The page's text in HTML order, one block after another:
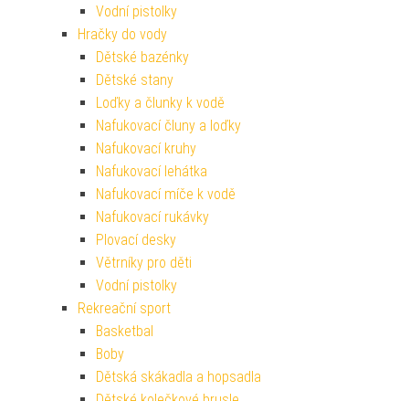
Vodní pistolky
Hračky do vody
Dětské bazénky
Dětské stany
Loďky a člunky k vodě
Nafukovací čluny a loďky
Nafukovací kruhy
Nafukovací lehátka
Nafukovací míče k vodě
Nafukovací rukávky
Plovací desky
Větrníky pro děti
Vodní pistolky
Rekreační sport
Basketbal
Boby
Dětská skákadla a hopsadla